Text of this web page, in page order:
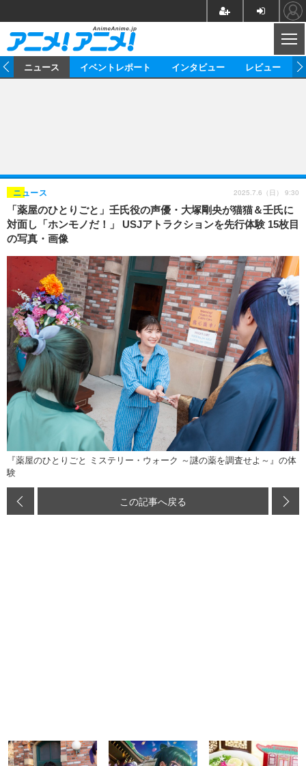
ゲーム グッズ
イベント
海外イベント ビジネス
俳優・タレント アーティスト
ビジネス
アニメ 実写
書評
ゲーム 座談会
動画
アニメ
アニメ！アニメ！TV ABEMA Cafe
連載・コラム
ニュース イベントレポート インタビュー レビュー
「薬屋のひとりごと」壬氏役の声優・大塚剛央が猫猫＆壬氏に
対面し「ホンモノだ！」 USJアトラクションを先行体験 15枚目
の写真・画像
ニュース 2025.7.6（日） 9:30
『薬屋のひとりごと ミステリー・ウォーク ～謎の薬を調査せよ～』の体
験
この記事へ戻る